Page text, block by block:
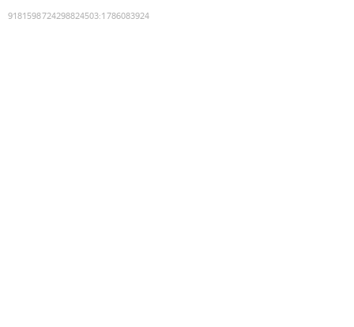
9181598724298824503:1786083924